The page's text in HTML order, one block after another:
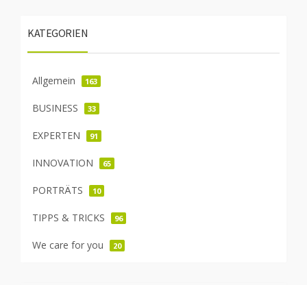
KATEGORIEN
Allgemein 163
BUSINESS 33
EXPERTEN 91
INNOVATION 65
PORTRÄTS 10
TIPPS & TRICKS 96
We care for you 20